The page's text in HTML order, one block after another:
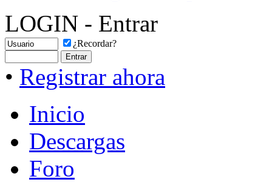
LOGIN - Entrar
¿Recordar?
• Registrar ahora
Inicio
Descargas
Foro